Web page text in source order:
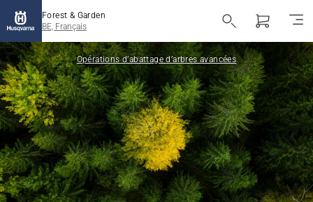
Forest & Garden
BE, Français
Opérations d’abattage d’arbres avancées